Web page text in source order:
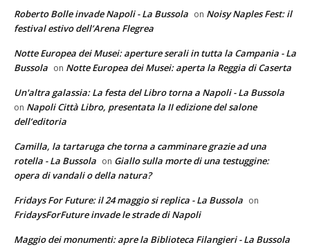
Roberto Bolle invade Napoli - La Bussola on Noisy Naples Fest: il
festival estivo dell’Arena Flegrea
Notte Europea dei Musei: aperture serali in tutta la Campania - La
Bussola on Notte Europea dei Musei: aperta la Reggia di Caserta
Un'altra galassia: La festa del Libro torna a Napoli - La Bussola
on Napoli Città Libro, presentata la II edizione del salone
dell’editoria
Camilla, la tartaruga che torna a camminare grazie ad una
rotella - La Bussola on Giallo sulla morte di una testuggine:
opera di vandali o della natura?
Fridays For Future: il 24 maggio si replica - La Bussola on
FridaysForFuture invade le strade di Napoli
Maggio dei monumenti: apre la Biblioteca Filangieri - La Bussola